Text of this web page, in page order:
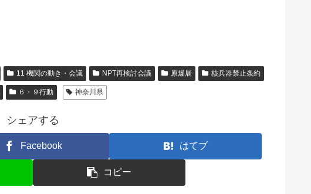
11 機関の動き・会議 NPT再検討会議 原爆展 核兵器禁止条約
６・９行動 神奈川県
シェアする
Facebook はてブ
コピー